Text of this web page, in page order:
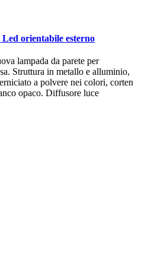
orientabile esterno
lampada da parete per
Struttura in metallo e alluminio,
a polvere nei colori, corten
opaco. Diffusore luce